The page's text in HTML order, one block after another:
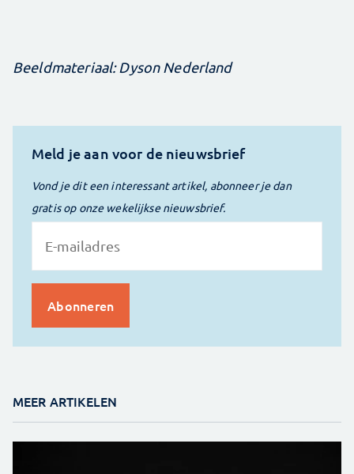
Beeldmateriaal: Dyson Nederland
Meld je aan voor de nieuwsbrief
Vond je dit een interessant artikel, abonneer je dan
gratis op onze wekelijkse nieuwsbrief.
MEER ARTIKELEN